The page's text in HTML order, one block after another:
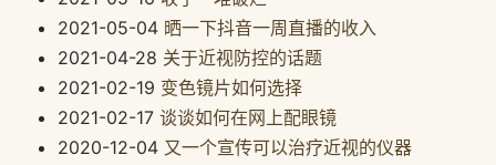
2021-05-04 晒一下抖音一周直播的收入
2021-04-28 关于近视防控的话题
2021-02-19 变色镜片如何选择
2021-02-17 谈谈如何在网上配眼镜
2020-12-04 又一个宣传可以治疗近视的仪器